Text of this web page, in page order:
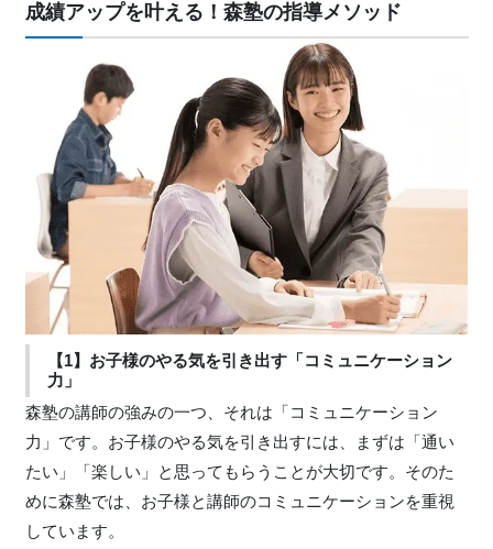
成績アップを叶える！森塾の指導メソッド
【1】お子様のやる気を引き出す「コミュニケーション
力」
森塾の講師の強みの一つ、それは「コミュニケーション
力」です。お子様のやる気を引き出すには、まずは「通い
たい」「楽しい」と思ってもらうことが大切です。そのた
めに森塾では、お子様と講師のコミュニケーションを重視
しています。